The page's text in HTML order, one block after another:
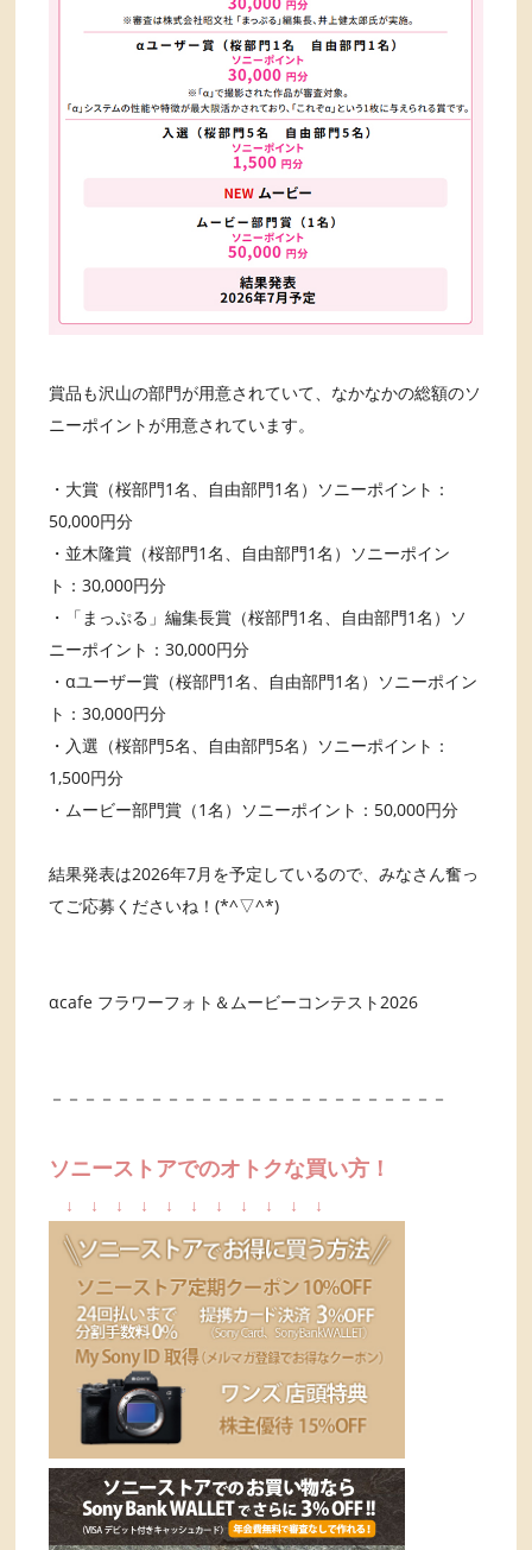
賞品も沢山の部門が用意されていて、なかなかの総額のソ
ニーポイントが用意されています。
・大賞（桜部門1名、自由部門1名）ソニーポイント：
50,000円分
・並木隆賞（桜部門1名、自由部門1名）ソニーポイン
ト：30,000円分
・「まっぷる」編集長賞（桜部門1名、自由部門1名）ソ
ニーポイント：30,000円分
・αユーザー賞（桜部門1名、自由部門1名）ソニーポイン
ト：30,000円分
・入選（桜部門5名、自由部門5名）ソニーポイント：
1,500円分
・ムービー部門賞（1名）ソニーポイント：50,000円分
結果発表は2026年7月を予定しているので、みなさん奮っ
てご応募くださいね！(*^▽^*)
αcafe フラワーフォト＆ムービーコンテスト2026
－－－－－－－－－－－－－－－－－－－－－－－－
ソニーストアでのオトクな買い方！
↓ ↓ ↓ ↓ ↓ ↓ ↓ ↓ ↓ ↓ ↓